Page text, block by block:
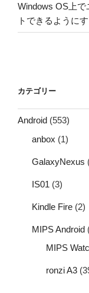
Windows OS上
トできるように
カテゴリー
Android (553)
anbox (1)
GalaxyNexus
IS01 (3)
Kindle Fire (2)
MIPS Android
MIPS
ronzi A3